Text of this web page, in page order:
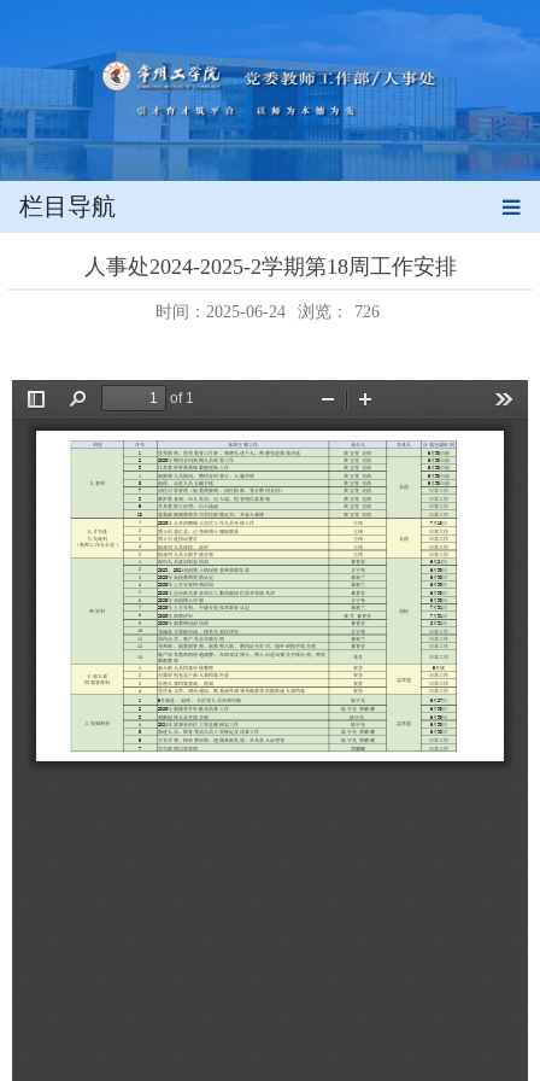
栏目导航
人事处2024-2025-2学期第18周工作安排
时间：2025-06-24 浏览： 726